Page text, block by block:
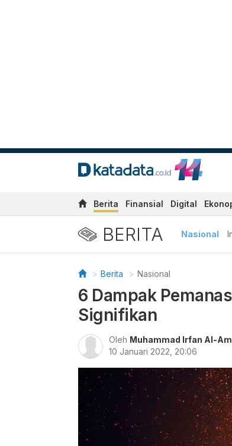
Berita Finansial Digital
BERITA Nasional
Berita Nasional
6 Dampak
Signifikan
Oleh Muhammad Irfan Al-
10 Januari 2022, 20:06